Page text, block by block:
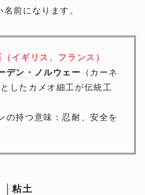
前になります。
イギリス、フランス）
デン・ノルウェー （カーネ
したカメオ細工が伝統工
の持つ意味：忍耐、安全を
│粘土